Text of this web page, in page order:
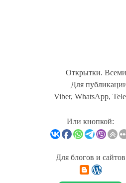
Открытки.
Для
Viber, WhatsApp,
Или кнопкой:
Для блогов и сайтов